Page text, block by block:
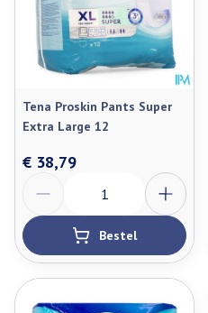
Tena Proskin Pants Super
Extra Large 12
€ 38,79
Bestel